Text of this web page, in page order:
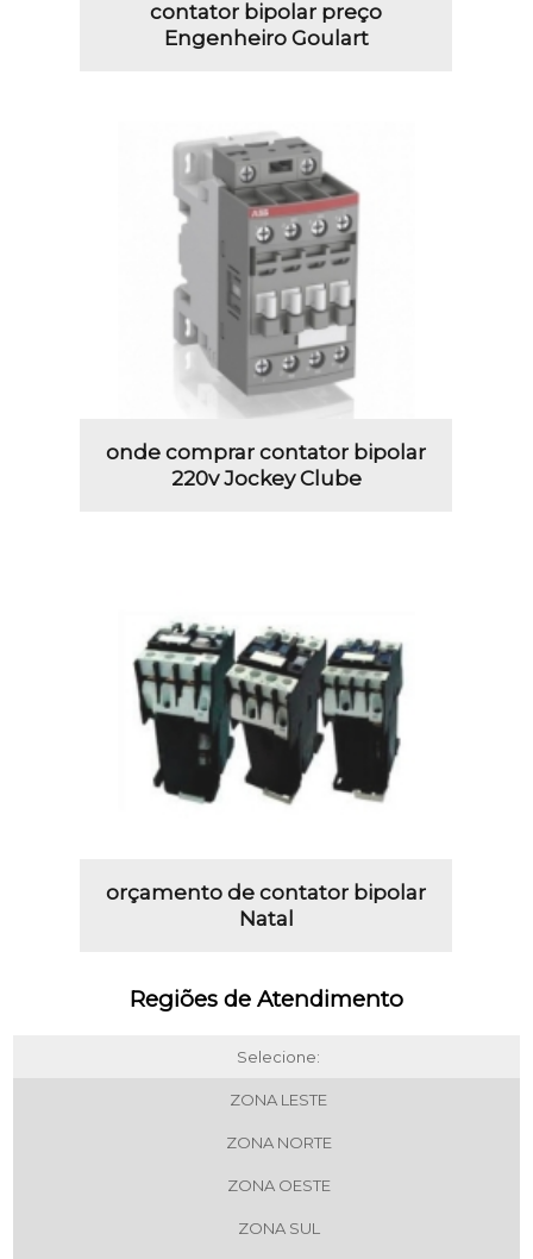
contator bipolar preço
Engenheiro Goulart
onde comprar contator bipolar
220v Jockey Clube
orçamento de contator bipolar
Natal
Regiões de Atendimento
Selecione:
ZONA LESTE
ZONA NORTE
ZONA OESTE
ZONA SUL